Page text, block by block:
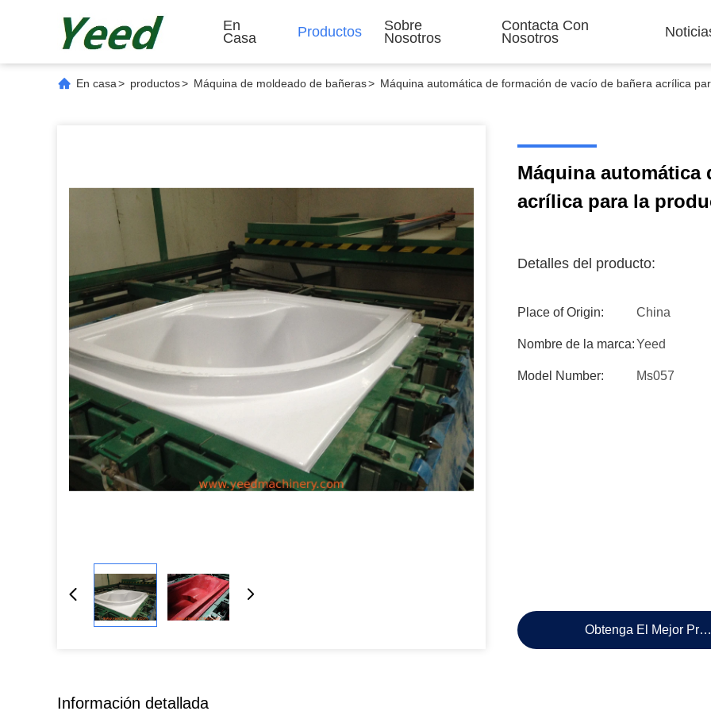
En
Casa
Productos
Sobre
Nosotros
Contacta Con
Nosotros
En casa> productos> Máquina de moldeado de bañeras> Máquina automática de formación de vacío de bañera acrílica
Máquina automática
acrílica para la
Detalles del producto:
Place of Origin: China
Nombre de la marca:Yeed
Model Number: Ms057
Obtenga El Mejor
Información detallada